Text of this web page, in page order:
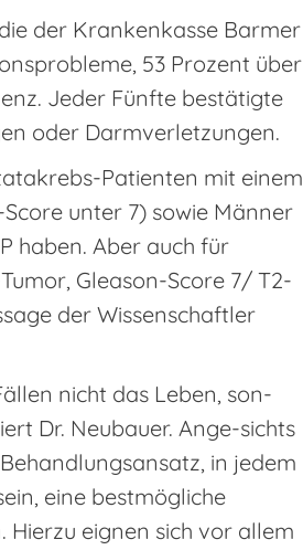
der Krankenkasse Barmer
53 Prozent über
Jeder Fünfte bestätigte
oder Darmverletzungen.
Patienten mit einem
unter 7) sowie Männer
haben. Aber auch für
Gleason-Score 7/ T2-
der Wissenschaftler
nicht das Leben, son-
Dr. Neubauer. Ange-sichts
in jedem
eine bestmögliche
eignen sich vor allem